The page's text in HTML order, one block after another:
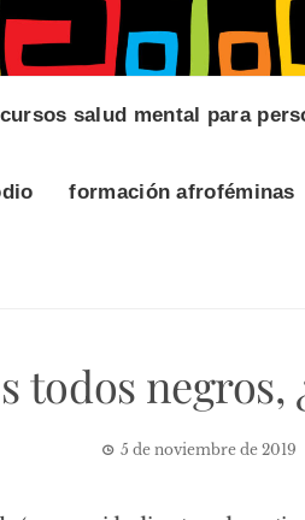
salud mental para
formación afroféminas
todos negros,
5 de noviembre de 2019